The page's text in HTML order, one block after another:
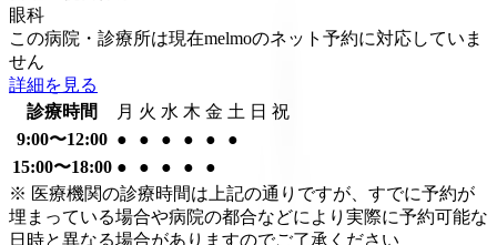
眼科
この病院・診療所は現在melmoのネット予約に対応していま
せん
詳細を見る
診療時間
月 火 水 木 金 土 日 祝
9:00〜12:00 ● ● ● ● ●
●
15:00〜18:00 ● ● ● ●
●
※ 医療機関の診療時間は上記の通りですが、すでに予約が
埋まっている場合や病院の都合などにより実際に予約可能な
日時と異なる場合がありますのでご了承ください